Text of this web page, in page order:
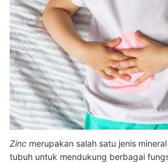
Zinc merupakan salah satu jenis
tubuh untuk mendukung berbagai